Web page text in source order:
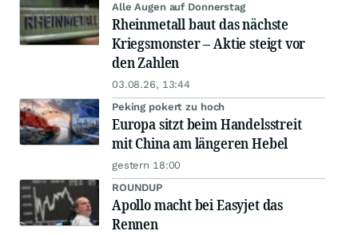
Alle Augen auf Donnerstag
Rheinmetall baut das nächste
Kriegsmonster – Aktie steigt vor
den Zahlen
03.08.26, 13:44
Peking pokert zu hoch
Europa sitzt beim Handelsstreit
mit China am längeren Hebel
gestern 18:00
ROUNDUP
Apollo macht bei Easyjet das
Rennen